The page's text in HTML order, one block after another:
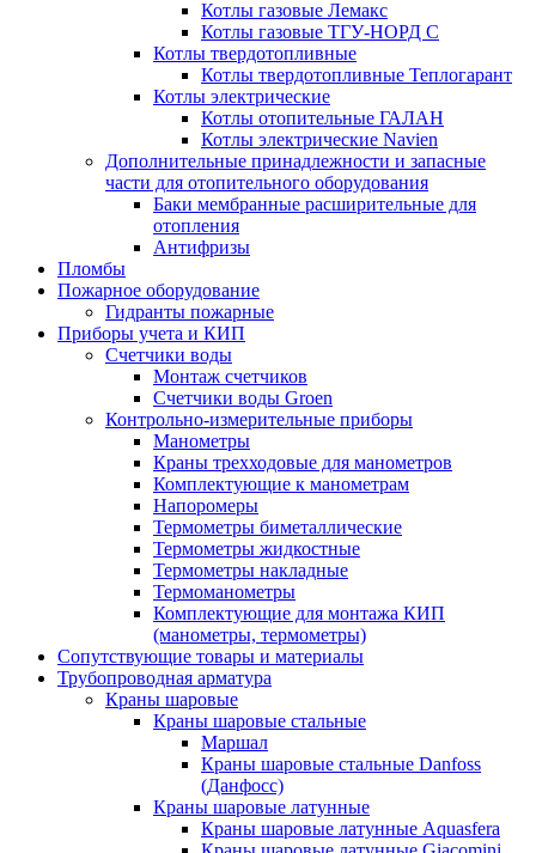
Котлы газовые Лемакс
Котлы газовые ТГУ-НОРД С
Котлы твердотопливные
Котлы твердотопливные Теплогарант
Котлы электрические
Котлы отопительные ГАЛАН
Котлы электрические Navien
Дополнительные принадлежности и запасные
части для отопительного оборудования
Баки мембранные расширительные для
отопления
Антифризы
Пломбы
Пожарное оборудование
Гидранты пожарные
Приборы учета и КИП
Счетчики воды
Монтаж счетчиков
Счетчики воды Groen
Контрольно-измерительные приборы
Манометры
Краны трехходовые для манометров
Комплектующие к манометрам
Напоромеры
Термометры биметаллические
Термометры жидкостные
Термометры накладные
Термоманометры
Комплектующие для монтажа КИП
(манометры, термометры)
Сопутствующие товары и материалы
Трубопроводная арматура
Краны шаровые
Краны шаровые стальные
Маршал
Краны шаровые стальные Danfoss
(Данфосс)
Краны шаровые латунные
Краны шаровые латунные Aquasfera